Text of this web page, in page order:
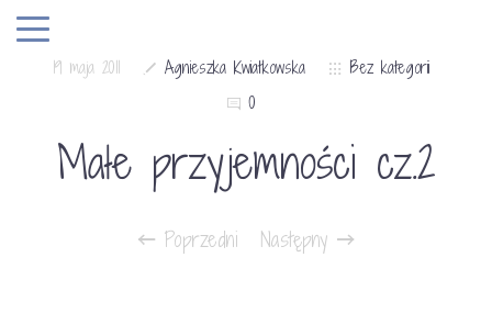
19 maja 2011 Agnieszka Kwiatkowska
Bez kategorii
0
Małe przyjemności cz.2
Poprzedni Następny